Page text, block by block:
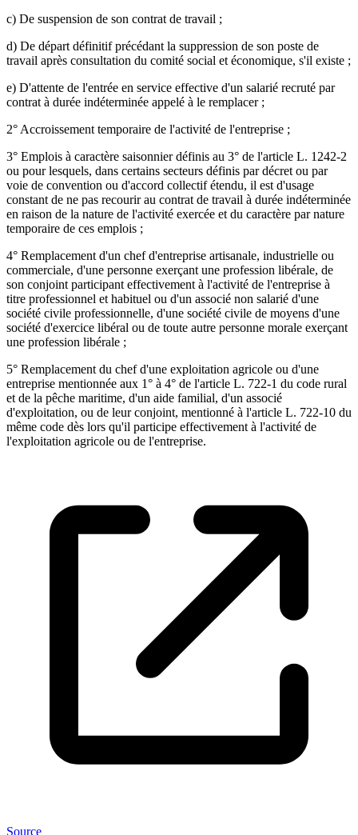
c) De suspension de son contrat de travail ;
d) De départ définitif précédant la suppression de son poste de
travail après consultation du comité social et économique, s'il existe ;
e) D'attente de l'entrée en service effective d'un salarié recruté par
contrat à durée indéterminée appelé à le remplacer ;
2° Accroissement temporaire de l'activité de l'entreprise ;
3° Emplois à caractère saisonnier définis au 3° de l'article L. 1242-2
ou pour lesquels, dans certains secteurs définis par décret ou par
voie de convention ou d'accord collectif étendu, il est d'usage
constant de ne pas recourir au contrat de travail à durée indéterminée
en raison de la nature de l'activité exercée et du caractère par nature
temporaire de ces emplois ;
4° Remplacement d'un chef d'entreprise artisanale, industrielle ou
commerciale, d'une personne exerçant une profession libérale, de
son conjoint participant effectivement à l'activité de l'entreprise à
titre professionnel et habituel ou d'un associé non salarié d'une
société civile professionnelle, d'une société civile de moyens d'une
société d'exercice libéral ou de toute autre personne morale exerçant
une profession libérale ;
5° Remplacement du chef d'une exploitation agricole ou d'une
entreprise mentionnée aux 1° à 4° de l'article L. 722-1 du code rural
et de la pêche maritime, d'un aide familial, d'un associé
d'exploitation, ou de leur conjoint, mentionné à l'article L. 722-10 du
même code dès lors qu'il participe effectivement à l'activité de
l'exploitation agricole ou de l'entreprise.
Source